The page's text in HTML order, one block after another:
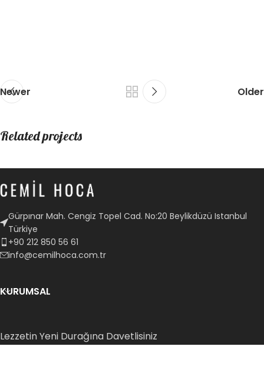
Newer Older
Related projects
Furniture
A lacus bibendum pulvinar
Gürpınar Mah. Cengiz Topel Cad. No:20 Beylikdüzü Istanbul
Türkiye
+90 212 850 56 61
info@cemilhoca.com.tr
KURUMSAL
Lezzetin Yeni Durağına Davetlisiniz